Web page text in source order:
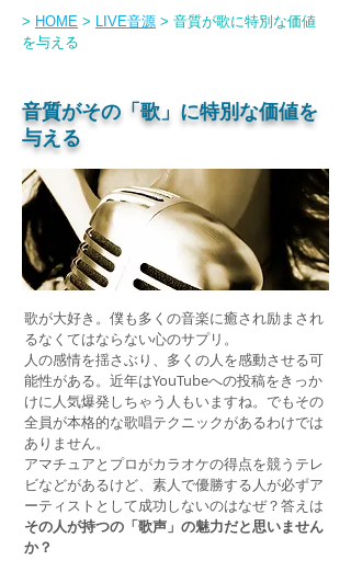
> HOME > LIVE音源 > 音質が歌に特別な価値
を与える
音質がその「歌」に特別な価値を
与える
歌が大好き。僕も多くの音楽に癒され励まされ
るなくてはならない心のサプリ。
人の感情を揺さぶり、多くの人を感動させる可
能性がある。近年はYouTubeへの投稿をきっか
けに人気爆発しちゃう人もいますね。でもその
全員が本格的な歌唱テクニックがあるわけでは
ありません。
アマチュアとプロがカラオケの得点を競うテレ
ビなどがあるけど、素人で優勝する人が必ずア
ーティストとして成功しないのはなぜ？答えは
その人が持つの「歌声」の魅力だと思いません
か？